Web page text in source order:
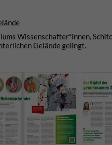
Wissenschafter*innen,
Gelände gelingt.